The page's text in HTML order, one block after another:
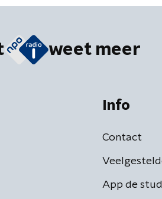
weet meer
Info
Contact
App de